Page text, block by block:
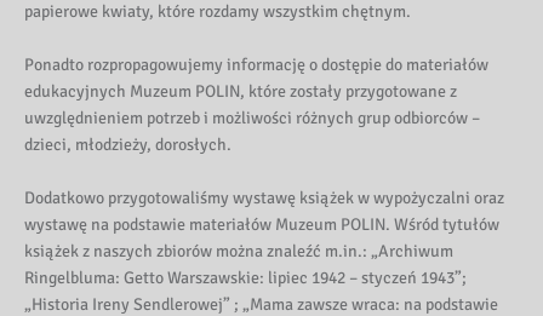
papierowe kwiaty, które rozdamy wszystkim chętnym.
Ponadto rozpropagowujemy informację o dostępie do materiałów
edukacyjnych Muzeum POLIN, które zostały przygotowane z
uwzględnieniem potrzeb i możliwości różnych grup odbiorców –
dzieci, młodzieży, dorosłych.
Dodatkowo przygotowaliśmy wystawę książek w wypożyczalni oraz
wystawę na podstawie materiałów Muzeum POLIN. Wśród tytułów
książek z naszych zbiorów można znaleźć m.in.: „Archiwum
Ringelbluma: Getto Warszawskie: lipiec 1942 – styczeń 1943”;
„Historia Ireny Sendlerowej” ; „Mama zawsze wraca: na podstawie